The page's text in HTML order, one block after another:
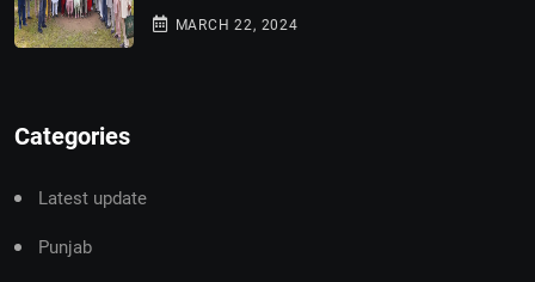
MARCH 22, 2024
Categories
Latest update
Punjab